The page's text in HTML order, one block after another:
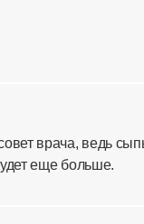
врача, ведь
еще больше.